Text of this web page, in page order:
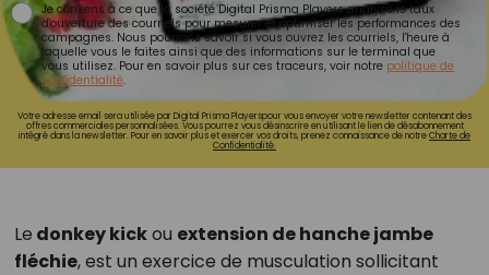
Je consens à ce que la société Digital Prisma Players analyse le taux
d'ouverture des courriels pour mesurer et optimiser les performances des
campagnes. Nous pourrons savoir si vous ouvrez les courriels, l'heure à
laquelle vous le faites ainsi que des informations sur le terminal que
vous utilisez. Pour en savoir plus sur ces traceurs, voir notre politique de
confidentialité.
Votre adresse email sera utilisée par Digital Prisma Playerspour vous envoyer votre newsletter contenant des
offres commerciales personnalisées. Vous pourrez vous désinscrire en utilisant le lien de désabonnement
intégré dans la newsletter. Pour en savoir plus et exercer vos droits, prenez connaissance de notreCharte de
Confidentialité.
Le donkey kickou extension de hanche jambe
fléchie, est un exercice de musculation sollicitant